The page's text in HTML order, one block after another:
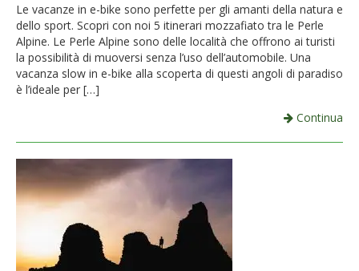
Le vacanze in e-bike sono perfette per gli amanti della natura e
dello sport. Scopri con noi 5 itinerari mozzafiato tra le Perle
Alpine. Le Perle Alpine sono delle località che offrono ai turisti
la possibilità di muoversi senza l’uso dell’automobile. Una
vacanza slow in e-bike alla scoperta di questi angoli di paradiso
è l’ideale per […]
Continua